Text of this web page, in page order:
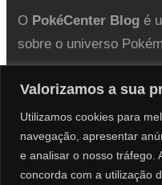
Valorizamos a sua
Utilizamos cookies para
navegação, apresentar
e analisar o nosso tráfego.
concorda com a utilização
O PokéCenter Blogé
sobre o universo
Desde 2012, tem sido
treinadores
parar.
Em 2024, o Prof. Dinis